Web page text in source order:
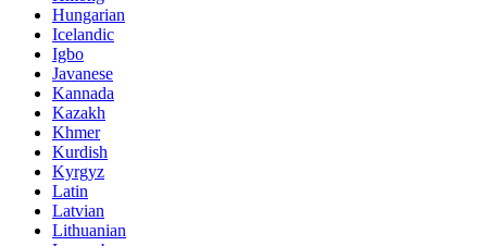
Hungarian
Icelandic
Igbo
Javanese
Kannada
Kazakh
Khmer
Kurdish
Kyrgyz
Latin
Latvian
Lithuanian